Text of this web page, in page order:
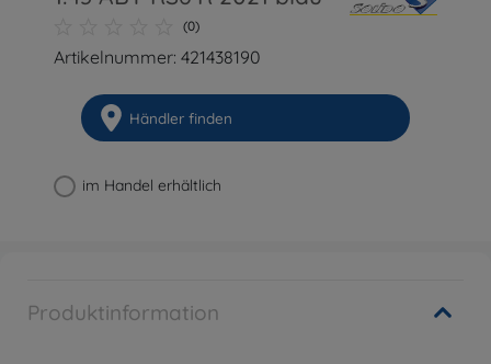
(0)
Artikelnummer: 421438190
Händler finden
im Handel erhältlich
Produktinformation